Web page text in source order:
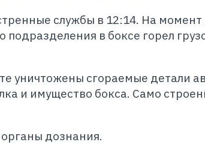
службы в 12:14. На
в боксе горел
уничтожены сгораемые детали
и имущество бокса. Само
дознания.